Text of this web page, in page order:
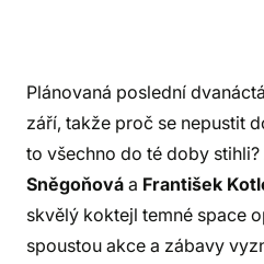
Plánovaná poslední
září, takže proč se nepustit
to všechno do té doby stihli?
Sněgoňová a František
skvělý koktejl temné space
spoustou akce a zábavy